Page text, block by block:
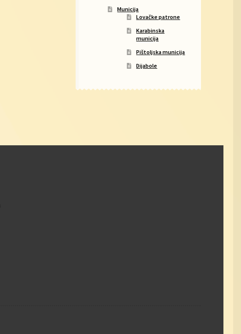
Municija
Lovačke patrone
Karabinska
municija
Pištoljska municija
Dijabole